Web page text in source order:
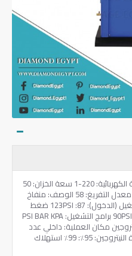
الأصل: الصينية السعة الكهربائية: 220-1 سعة الخزان: 50
الوزن: 108 النوع: آلي معدل التفريغ: 58 الوصف: منفاخ
النيتروجين ضغط التشغيل (الدخول): 87: 123PSI ضغط
التشغيل (الخروج): 5: 90PSI برامج التشغيل: PSI BAR KPA
مكان العملية: داخلي عدد
منافذ التعبئة: 1 نقاوة النيتروجين: 95٪: 99٪ استهلاك